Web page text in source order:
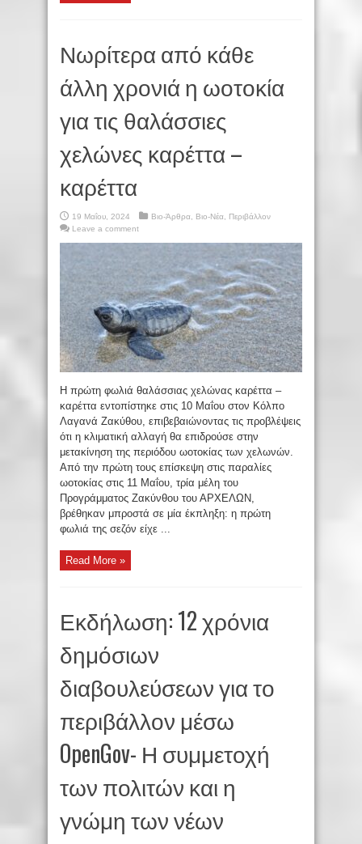
Νωρίτερα από κάθε
άλλη χρονιά η ωοτοκία
για τις θαλάσσιες
χελώνες καρέττα –
καρέττα
19 Μαΐου, 2024 Βιο-Άρθρα Βιο-Νέα
Περιβάλλον
Leave a comment
Η πρώτη φωλιά θαλάσσιας χελώνας καρέττα –
καρέττα εντοπίστηκε στις 10 Μαΐου στον Κόλπο
Λαγανά Ζακύθου, επιβεβαιώνοντας τις προβλέψεις
ότι η κλιματική αλλαγή θα επιδρούσε στην
μετακίνηση της περιόδου ωοτοκίας των χελωνών.
Από την πρώτη τους επίσκεψη στις παραλίες
ωοτοκίας στις 11 Μαΐου, τρία μέλη του
Προγράμματος Ζακύνθου του ΑΡΧΕΛΩΝ,
βρέθηκαν μπροστά σε μία έκπληξη: η πρώτη
φωλιά της σεζόν είχε ...
Read More »
Εκδήλωση: 12 χρόνια
δημόσιων
διαβουλεύσεων για το
περιβάλλον μέσω
OpenGov- Η συμμετοχή
των πολιτών και η
γνώμη των νέων